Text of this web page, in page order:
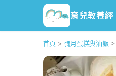
育兒教養經
首頁 > 彌月蛋糕與油飯 >